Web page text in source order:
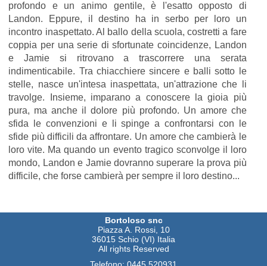
profondo e un animo gentile, è l'esatto opposto di
Landon. Eppure, il destino ha in serbo per loro un
incontro inaspettato. Al ballo della scuola, costretti a fare
coppia per una serie di sfortunate coincidenze, Landon
e Jamie si ritrovano a trascorrere una serata
indimenticabile. Tra chiacchiere sincere e balli sotto le
stelle, nasce un'intesa inaspettata, un'attrazione che li
travolge. Insieme, imparano a conoscere la gioia più
pura, ma anche il dolore più profondo. Un amore che
sfida le convenzioni e li spinge a confrontarsi con le
sfide più difficili da affrontare. Un amore che cambierà le
loro vite. Ma quando un evento tragico sconvolge il loro
mondo, Landon e Jamie dovranno superare la prova più
difficile, che forse cambierà per sempre il loro destino...
Bortoloso snc
Piazza A. Rossi, 10
36015 Schio (VI) Italia
All rights Reserved